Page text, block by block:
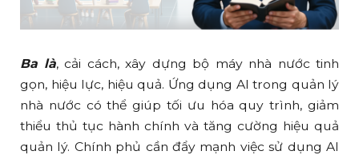
Ba là, cải cách, xây dựng bộ máy nhà nước tinh
gọn, hiệu lực, hiệu quả. Ứng dụng AI trong quản lý
nhà nước có thể giúp tối ưu hóa quy trình, giảm
thiểu thủ tục hành chính và tăng cường hiệu quả
quản lý. Chính phủ cần đẩy mạnh việc sử dụng AI